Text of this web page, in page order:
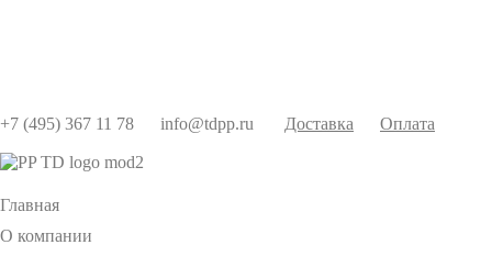
+7 (495) 367 11 78 info@tdpp.ru Доставка Оплата
Главная
О компании